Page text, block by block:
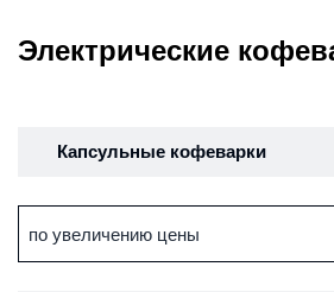
Электрические
Капсульные кофеварки
по увеличению цены